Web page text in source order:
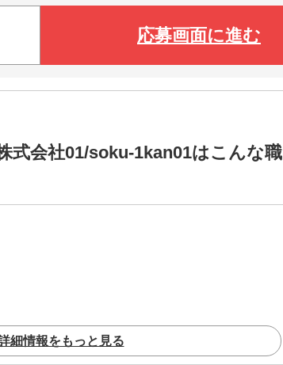
応募画面に進む
式会社01/soku-1kan01はこんな職
細情報をもっと見る